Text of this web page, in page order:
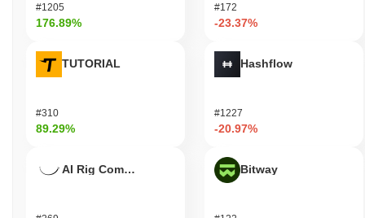
#1205
176.89%
TUTORIAL
#310
89.29%
AI Rig Complex
#172
-23.37%
Hashflow
#1227
-20.97%
Bitway